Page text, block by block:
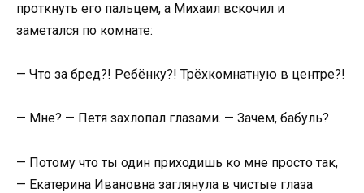
проткнуть его пальцем, а Михаил вскочил и
заметался по комнате:
— Что за бред?! Ребёнку?! Трёхкомнатную в центре?!
— Мне? — Петя захлопал глазами. — Зачем, бабуль?
— Потому что ты один приходишь ко мне просто так,
— Екатерина Ивановна заглянула в чистые глаза